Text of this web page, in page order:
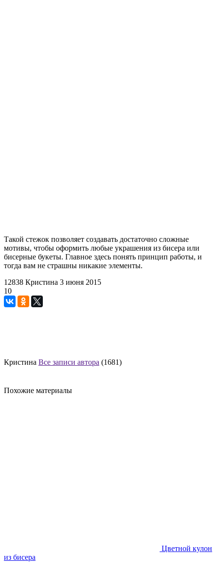
Такой стежок позволяет создавать достаточно сложные
мотивы, чтобы оформить любые украшения из бисера или
бисерные букеты. Главное здесь понять принцип работы, и
тогда вам не страшны никакие элементы.
12838 Кристина 3 июня 2015
10
Кристина Все записи автора (1681)
Похожие материалы
Цветной кулон
из бисера